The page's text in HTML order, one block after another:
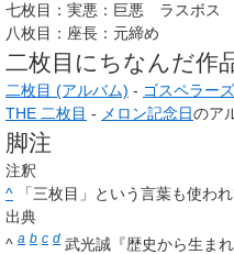
七枚目：実悪：巨悪 ラスボス
八枚目：座長：元締め
二枚目にちなんだ作
二枚目 (アルバム) - ゴスペラーズ
THE 二枚目 - メロン記念日のア
脚注
注釈
^
「三枚目」という言葉も使われ
出典
^ a b c d 武光誠『歴史から生ま